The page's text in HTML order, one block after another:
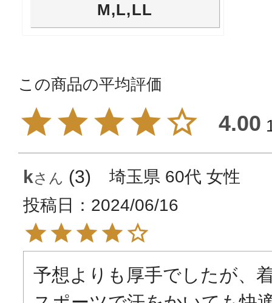
M,L,LL
4.00
k 3 埼玉県 60代 女性
投稿日
2024/06/16
予想よりも厚手でしたが、